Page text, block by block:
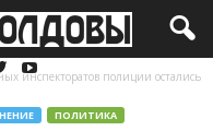
инспекторатов полиции остались
ПОЛИТИКА